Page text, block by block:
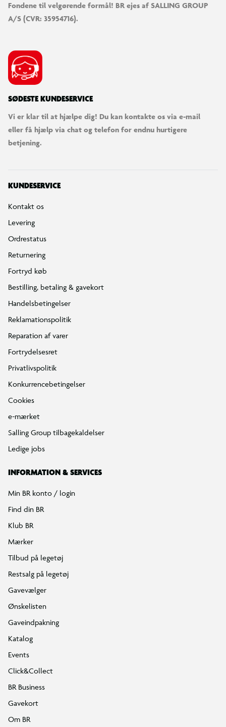
Fondene til velgørende formål! BR ejes af SALLING GROUP
A/S (CVR: 35954716).
SØDESTE KUNDESERVICE
Vi er klar til at hjælpe dig! Du kan kontakte os via e-mail
eller få hjælp via chat og telefon for endnu hurtigere
betjening.
KUNDESERVICE
Kontakt os
Levering
Ordrestatus
Returnering
Fortryd køb
Bestilling, betaling & gavekort
Handelsbetingelser
Reklamationspolitik
Reparation af varer
Fortrydelsesret
Privatlivspolitik
Konkurrencebetingelser
Cookies
e-mærket
Salling Group tilbagekaldelser
Ledige jobs
INFORMATION & SERVICES
Min BR konto / login
Find din BR
Klub BR
Mærker
Tilbud på legetøj
Restsalg på legetøj
Gavevælger
Ønskelisten
Gaveindpakning
Katalog
Events
Click&Collect
BR Business
Gavekort
Om BR